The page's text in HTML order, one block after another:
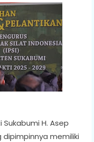
Sukabumi H. Asep
memiliki